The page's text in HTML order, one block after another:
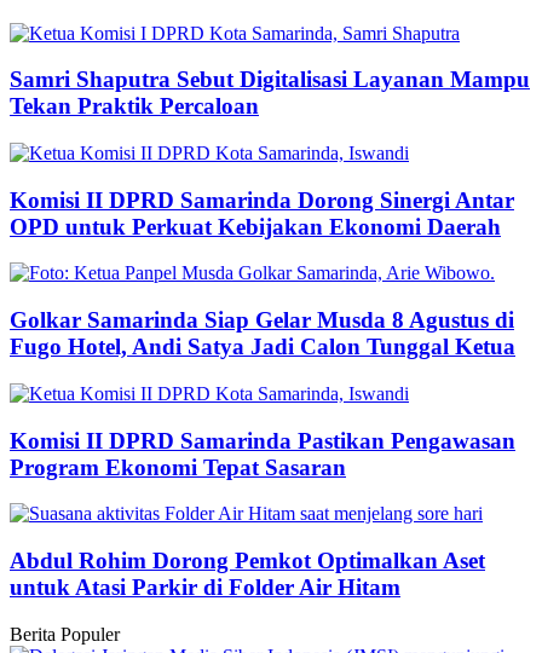
Samri Shaputra Sebut Digitalisasi Layanan Mampu
Tekan Praktik Percaloan
Komisi II DPRD Samarinda Dorong Sinergi Antar
OPD untuk Perkuat Kebijakan Ekonomi Daerah
Golkar Samarinda Siap Gelar Musda 8 Agustus di
Fugo Hotel, Andi Satya Jadi Calon Tunggal Ketua
Komisi II DPRD Samarinda Pastikan Pengawasan
Program Ekonomi Tepat Sasaran
Abdul Rohim Dorong Pemkot Optimalkan Aset
untuk Atasi Parkir di Folder Air Hitam
Berita Populer